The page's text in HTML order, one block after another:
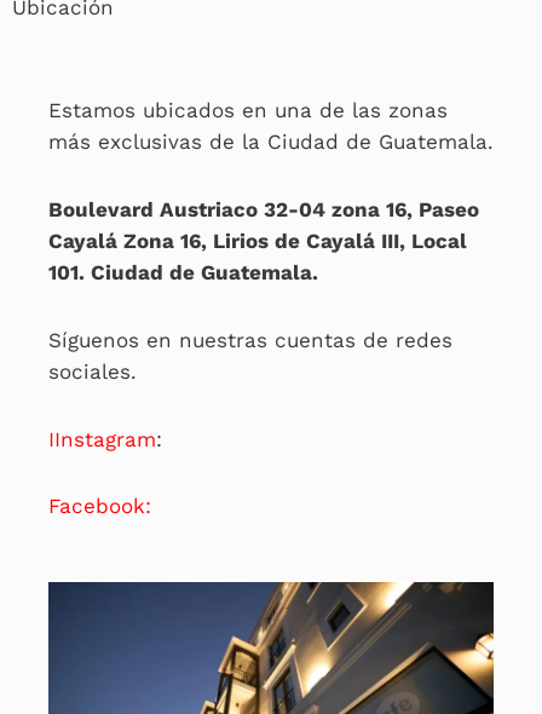
Ubicación
Estamos ubicados en una de las zonas
más exclusivas de la Ciudad de Guatemala.
Boulevard Austriaco 32-04 zona 16, Paseo
Cayalá Zona 16, Lirios de Cayalá III, Local
101. Ciudad de Guatemala.
Síguenos en nuestras cuentas de redes
sociales.
IInstagram:
Facebook: